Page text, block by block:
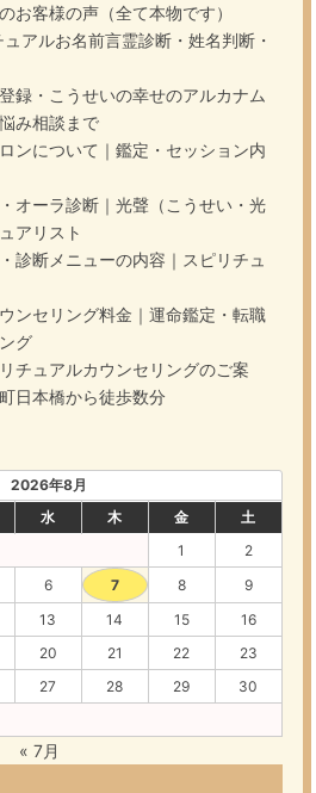
お客様の声（全て本物です）
アルお名前言霊診断・姓名判断・
録・こうせいの幸せのアルカナム
み相談まで
ンについて｜鑑定・セッション内
オーラ診断｜光聲（こうせい・光
アリスト
診断メニューの内容｜スピリチュ
ンセリング料金｜運命鑑定・転職
グ
チュアルカウンセリングのご案
日本橋から徒歩数分
2026年8月
水 木 金
土
1
2
6 7 8
9
13 14 15
16
20 21 22
23
27 28 29
30
« 7月